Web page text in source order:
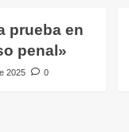
prueba en
penal»
2025 0